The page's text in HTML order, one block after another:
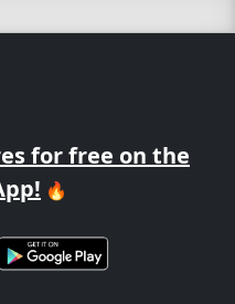
for free on the
🔥